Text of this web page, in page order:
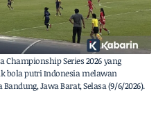
Championship Series 2026 yang
bola putri Indonesia melawan
Jawa Barat, Selasa (9/6/2026).